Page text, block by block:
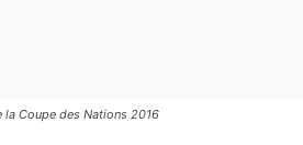
la Coupe des Nations 2016